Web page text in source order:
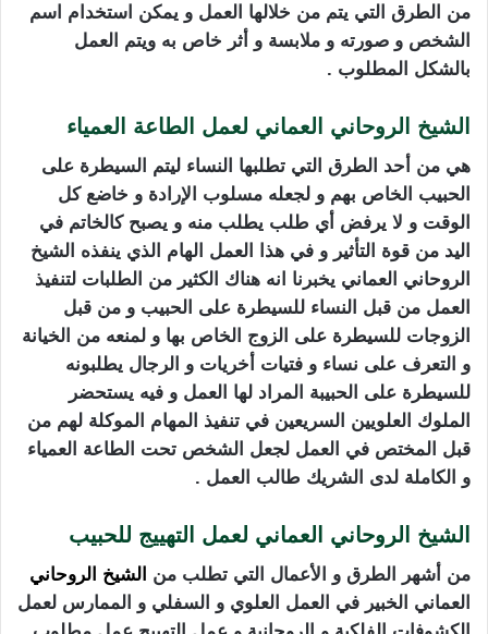
من الطرق التي يتم من خلالها العمل و يمكن استخدام اسم
الشخص و صورته و ملابسة و أثر خاص به ويتم العمل
بالشكل المطلوب .
الشيخ الروحاني العماني لعمل الطاعة العمياء
هي من أحد الطرق التي تطلبها النساء ليتم السيطرة على
الحبيب الخاص بهم و لجعله مسلوب الإرادة و خاضع كل
الوقت و لا يرفض أي طلب يطلب منه و يصبح كالخاتم في
اليد من قوة التأثير و في هذا العمل الهام الذي ينفذه الشيخ
الروحاني العماني يخبرنا انه هناك الكثير من الطلبات لتنفيذ
العمل من قبل النساء للسيطرة على الحبيب و من قبل
الزوجات للسيطرة على الزوج الخاص بها و لمنعه من الخيانة
و التعرف على نساء و فتيات أخريات و الرجال يطلبونه
للسيطرة على الحبيبة المراد لها العمل و فيه يستحضر
الملوك العلويين السريعين في تنفيذ المهام الموكلة لهم من
قبل المختص في العمل لجعل الشخص تحت الطاعة العمياء
و الكاملة لدى الشريك طالب العمل .
الشيخ الروحاني العماني لعمل التهييج للحبيب
من أشهر الطرق و الأعمال التي تطلب من الشيخ الروحاني
العماني الخبير في العمل العلوي و السفلي و الممارس لعمل